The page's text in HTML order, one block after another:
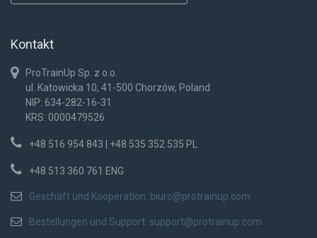
Kontakt
ProTrainUp Sp. z o.o.
ul. Katowicka 10, 41-500 Chorzów, Poland
NIP: 634-282-16-31
KRS: 0000479526
+48 516 954 843 | +48 535 352 535 PL
+48 513 360 761 ENG
Geschäft und Kooperation: biuro@protrainup.com
Bestellungen und Support: support@protrainup.com